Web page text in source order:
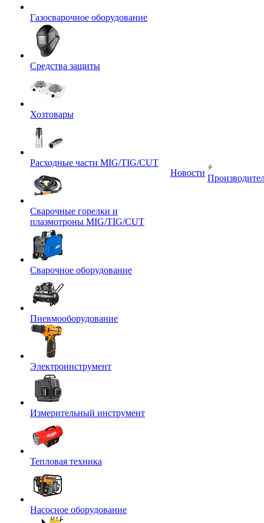
Газосварочное оборудование
Средства защиты
Хозтовары
Расходные части MIG/TIG/CUT
Сварочные горелки и
плазмотроны MIG/TIG/CUT
Сварочное оборудование
Пневмооборудование
Электроинструмент
Измерительный инструмент
Тепловая техника
Насосное оборудование
Новости